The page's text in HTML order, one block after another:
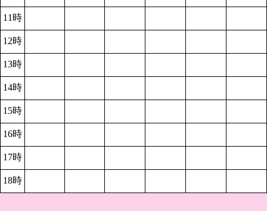
11時
12時
13時
14時
15時
16時
17時
18時